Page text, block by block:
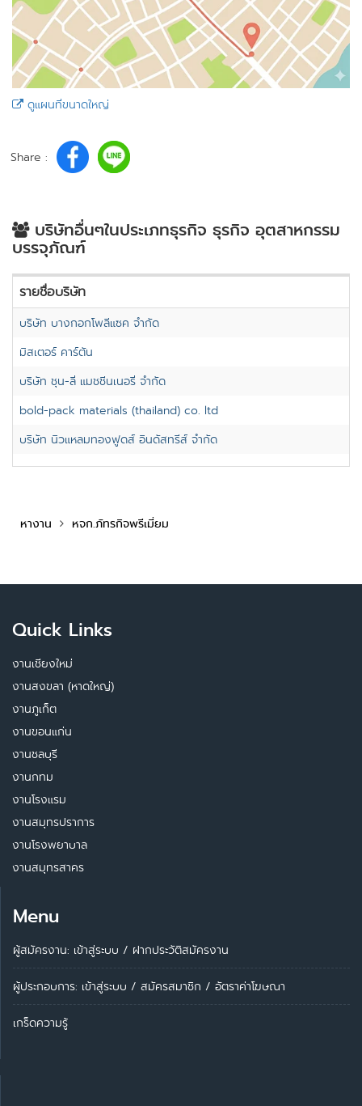
ดูแผนที่ขนาดใหญ่
Share :
บริษัทอื่นๆในประเภทธุรกิจ ธุรกิจ อุตสาหกรรม
บรรจุภัณฑ์
รายชื่อบริษัท
บริษัท บางกอกโพลีแซค จำกัด
มิสเตอร์ คาร์ตัน
บริษัท ชุน-ลี่ แมชชีนเนอรี่ จำกัด
bold-pack materials (thailand) co. ltd
บริษัท นิวแหลมทองฟูดส์ อินดัสทรีส์ จำกัด
หางาน หจก.ภัทรกิจพรีเมี่ยม
Quick Links
งานเชียงใหม่
งานสงขลา (หาดใหญ่)
งานภูเก็ต
งานขอนแก่น
งานชลบุรี
งานกทม
งานโรงแรม
งานสมุทรปราการ
งานโรงพยาบาล
งานสมุทรสาคร
Menu
ผู้สมัครงาน: เข้าสู่ระบบ / ฝากประวัติสมัครงาน
ผู้ประกอบการ: เข้าสู่ระบบ / สมัครสมาชิก / อัตราค่าโฆษณา
เกร็ดความรู้